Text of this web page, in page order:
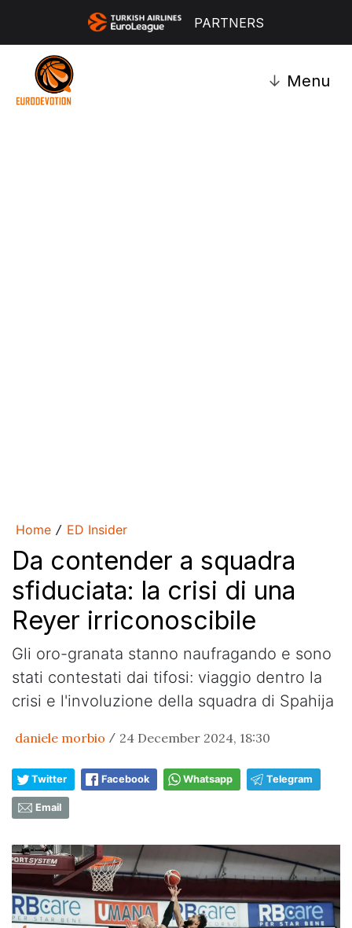
PARTNERS
↓ Menu
Home / ED Insider
Da contender a squadra
sfiduciata: la crisi di una
Reyer irriconoscibile
Gli oro-granata stanno naufragando e sono
stati contestati dai tifosi: viaggio dentro la
crisi e l'involuzione della squadra di Spahija
daniele morbio / 24 December 2024, 18:30
Twitter Facebook Whatsapp Telegram
Email